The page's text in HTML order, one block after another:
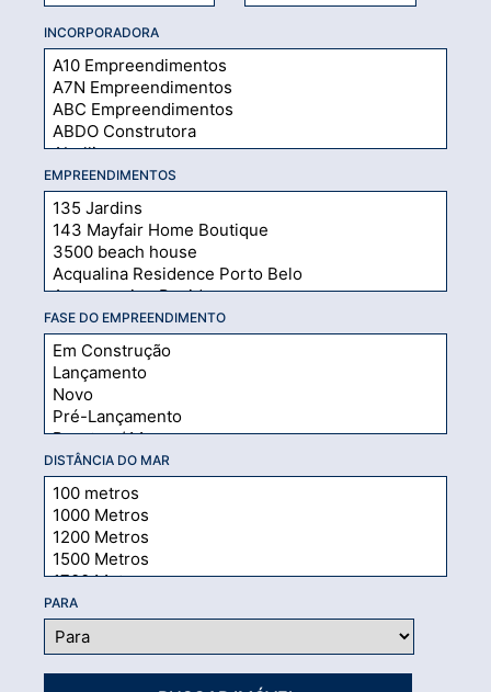
INCORPORADORA
EMPREENDIMENTOS
FASE DO EMPREENDIMENTO
DISTÂNCIA DO MAR
PARA